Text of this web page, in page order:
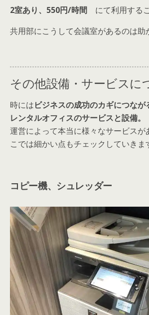
2室あり、550円/時間 にて利用する
共用部にこうして会議室があるのは助
その他設備・サービスに
時にはビジネスの成功のカギにつなが
レンタルオフィスのサービスと設備。
運営によって本当に様々なサービスが
こでは細かい点もチェックしていきま
コピー機、シュレッダー